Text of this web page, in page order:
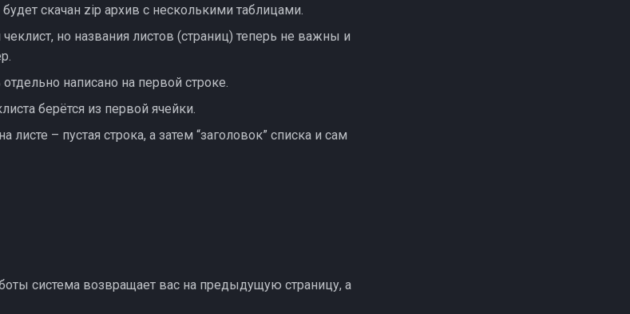
скачан zip архив с несколькими таблицами.
но названия листов (страниц) теперь не важны и
написано на первой строке.
берётся из первой ячейки.
листе – пустая строка, а затем “заголовок” списка и сам
система возвращает вас на предыдущую страницу, а